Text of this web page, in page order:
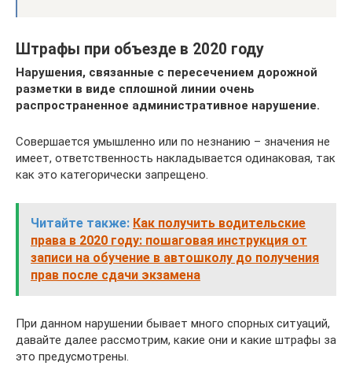
Штрафы при объезде в 2020 году
Нарушения, связанные с пересечением дорожной
разметки в виде сплошной линии очень
распространенное административное нарушение.
Совершается умышленно или по незнанию – значения не
имеет, ответственность накладывается одинаковая, так
как это категорически запрещено.
Читайте также: Как получить водительские
права в 2020 году: пошаговая инструкция от
записи на обучение в автошколу до получения
прав после сдачи экзамена
При данном нарушении бывает много спорных ситуаций,
давайте далее рассмотрим, какие они и какие штрафы за
это предусмотрены.